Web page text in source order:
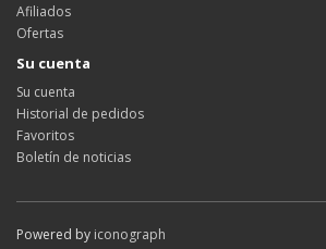
Afiliados
Ofertas
Su cuenta
Su cuenta
Historial de pedidos
Favoritos
Boletín de noticias
Powered by iconograph